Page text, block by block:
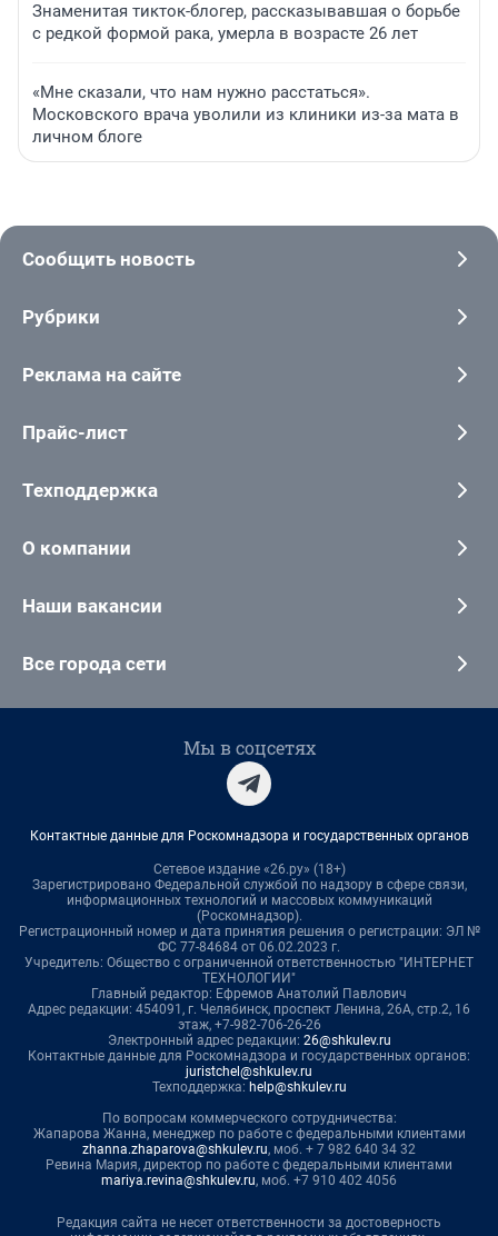
Знаменитая тикток-блогер, рассказывавшая о борьбе
с редкой формой рака, умерла в возрасте 26 лет
«Мне сказали, что нам нужно расстаться».
Московского врача уволили из клиники из-за мата в
личном блоге
Сообщить новость
Рубрики
Реклама на сайте
Прайс-лист
Техподдержка
О компании
Наши вакансии
Все города сети
Мы в соцсетях
Контактные данные для Роскомнадзора и государственных органов
Сетевое издание «26.ру» (18+)
Зарегистрировано Федеральной службой по надзору в сфере связи,
информационных технологий и массовых коммуникаций
(Роскомнадзор).
Регистрационный номер и дата принятия решения о регистрации: ЭЛ №
ФС 77-84684 от 06.02.2023 г.
Учредитель: Общество с ограниченной ответственностью "ИНТЕРНЕТ
ТЕХНОЛОГИИ"
Главный редактор: Ефремов Анатолий Павлович
Адрес редакции: 454091, г. Челябинск, проспект Ленина, 26А, стр.2, 16
этаж, +7-982-706-26-26
Электронный адрес редакции: 26@shkulev.ru
Контактные данные для Роскомнадзора и государственных органов:
juristchel@shkulev.ru
Техподдержка: help@shkulev.ru
По вопросам коммерческого сотрудничества:
Жапарова Жанна, менеджер по работе с федеральными клиентами
zhanna.zhaparova@shkulev.ru, моб. + 7 982 640 34 32
Ревина Мария, директор по работе с федеральными клиентами
mariya.revina@shkulev.ru, моб. +7 910 402 4056
Редакция сайта не несет ответственности за достоверность